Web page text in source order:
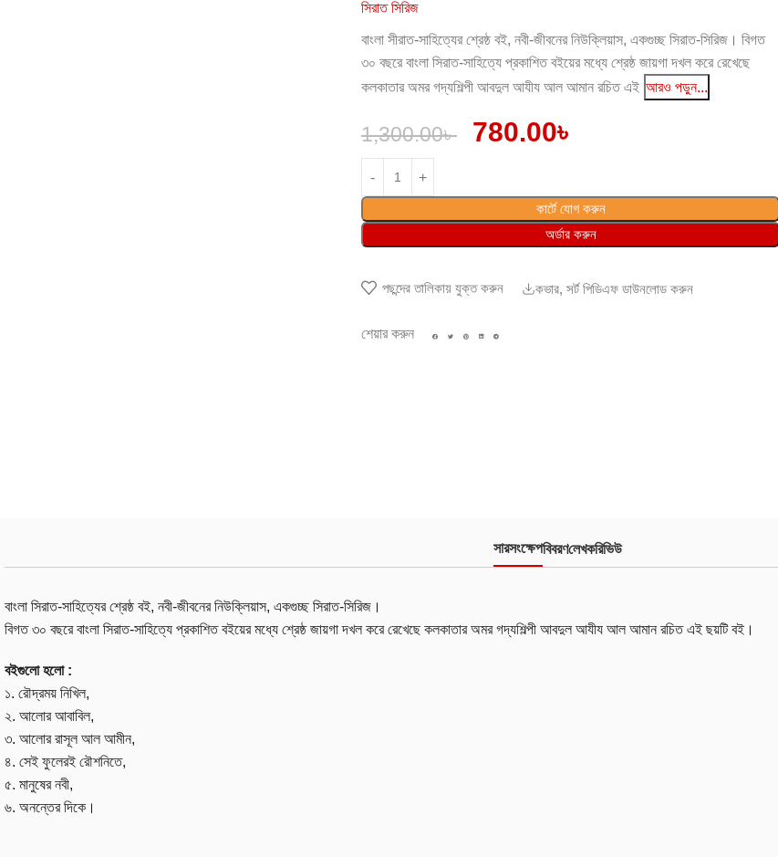
সিরাত সিরিজ
বাংলা সীরাত-সাহিত্যের শ্রেষ্ঠ বই, নবী-জীবনের নিউক্লিয়াস, একগুচ্ছ সিরাত-সিরিজ। বিগত
৩০ বছরে বাংলা সিরাত-সাহিত্যে প্রকাশিত বইয়ের মধ্যে শ্রেষ্ঠ জায়গা দখল করে রেখেছে
কলকাতার অমর গদ্যশিল্পী আবদুল আযীয আল আমান রচিত এই আরও পড়ুন...
1,300.00৳ 780.00৳
কার্টে যোগ করুন
অর্ডার করুন
পছন্দের তালিকায় যুক্ত করুন কভার, সর্ট পিডিএফ ডাউনলোড করুন
শেয়ার করুন
সারসংক্ষেপবিবরণলেখকরিভিউ
বাংলা সিরাত-সাহিত্যের শ্রেষ্ঠ বই, নবী-জীবনের নিউক্লিয়াস, একগুচ্ছ সিরাত-সিরিজ।
বিগত ৩০ বছরে বাংলা সিরাত-সাহিত্যে প্রকাশিত বইয়ের মধ্যে শ্রেষ্ঠ জায়গা দখল করে রেখেছে কলকাতার অমর গদ্যশিল্পী আবদুল আযীয আল আমান রচিত এই ছয়টি বই।
বইগুলো হলো :
১. রৌদ্রময় নিখিল,
২. আলোর আবাবিল,
৩. আলোর রাসূল আল আমীন,
৪. সেই ফুলেরই রৌশনিতে,
৫. মানুষের নবী,
৬. অনন্তের দিকে।